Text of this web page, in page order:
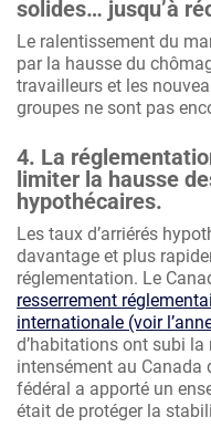
solides… jusqu’à
Le ralentissement du
par la hausse du
travailleurs et les
groupes ne sont pas
4. La
limiter la hausse
hypothécaires.
Les taux d’arriérés
davantage et plus
réglementation. Le
resserrement
internationale (voir
d’habitations ont subi
intensément au Canada
fédéral a apporté un
était de protéger la